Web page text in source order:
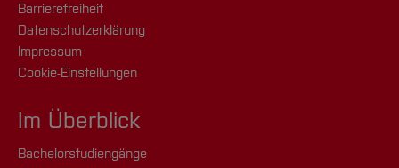
Barrierefreiheit
Datenschutzerklärung
Impressum
Cookie-Einstellungen
Im Überblick
Bachelorstudiengänge